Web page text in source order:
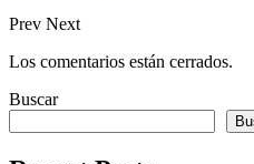
Prev Next
Los comentarios están cerrados.
Buscar